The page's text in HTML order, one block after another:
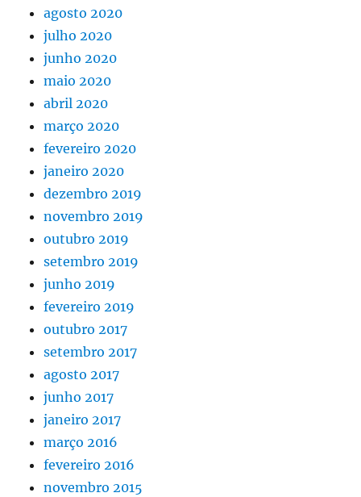
agosto 2020
julho 2020
junho 2020
maio 2020
abril 2020
março 2020
fevereiro 2020
janeiro 2020
dezembro 2019
novembro 2019
outubro 2019
setembro 2019
junho 2019
fevereiro 2019
outubro 2017
setembro 2017
agosto 2017
junho 2017
janeiro 2017
março 2016
fevereiro 2016
novembro 2015